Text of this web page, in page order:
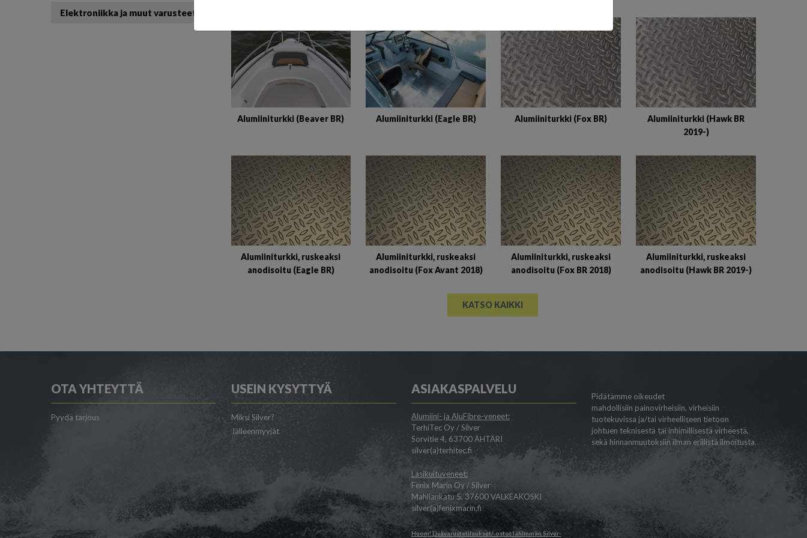
Alumiiniturkki (Beaver BR) Alumiiniturkki (Eagle BR) Alumiiniturkki (Fox BR)
Alumiiniturkki (Hawk BR
2019-)
Alumiiniturkki, ruskeaksi
anodisoitu (Eagle BR)
Alumiiniturkki, ruskeaksi
anodisoitu (Fox Avant 2018)
Alumiiniturkki, ruskeaksi
anodisoitu (Fox BR 2018)
Alumiiniturkki, ruskeaksi
anodisoitu (Hawk BR 2019-)
KATSO KAIKKI
Elektroniikka ja muut varusteet
OTA YHTEYTTÄ
Pyydä tarjous
USEIN KYSYTTYÄ
Miksi Silver?
Jälleenmyyjät
ASIAKASPALVELU
Alumiini- ja AluFibre-veneet:
TerhiTec Oy / Silver
Sorvitie 4, 63700 ÄHTÄRI
silver(a)terhitec.fi
Lasikuituveneet:
Fenix Marin Oy / Silver
Mahliankatu 5, 37600 VALKEAKOSKI
silver(a)fenixmarin.fi
Huom! Lisävarustetilaukset/-ostot lähimmänSilver-
Pidätämme oikeudet
mahdollisiin painovirheisiin, virheisiin
tuotekuvissa ja/tai virheelliseen tietoon
johtuen teknisestä tai inhimillisestä virheestä,
sekä hinnanmuutoksiin ilman erillistä ilmoitusta.